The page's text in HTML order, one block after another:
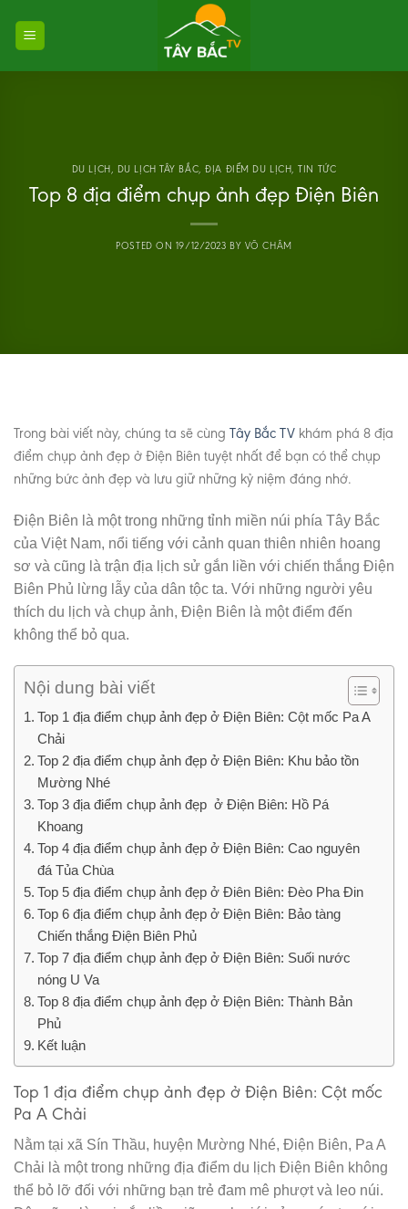
DU LỊCH, DU LỊCH TÂY BẮC,ĐỊA ĐIỂM DU LỊCH,TIN TỨC
Top 8 địa điểm chụp ảnh đẹp Điện Biên
POSTED ON 19/12/2023 BY VÕ CHÂM
Trong bài viết này, chúng ta sẽ cùng Tây Bắc TV khám phá 8 địa
điểm chụp ảnh đẹp ở Điện Biên tuyệt nhất để bạn có thể chụp
những bức ảnh đẹp và lưu giữ những kỷ niệm đáng nhớ.
Điện Biên là một trong những tỉnh miền núi phía Tây Bắc
của Việt Nam, nổi tiếng với cảnh quan thiên nhiên hoang
sơ và cũng là trận địa lịch sử gắn liền với chiến thắng Điện
Biên Phủ lừng lẫy của dân tộc ta. Với những người yêu
thích du lịch và chụp ảnh, Điện Biên là một điểm đến
không thể bỏ qua.
Nội dung bài viết
Top 1 địa điểm chụp ảnh đẹp ở Điện Biên: Cột mốc Pa A
Chải
Top 2 địa điểm chụp ảnh đẹp ở Điện Biên: Khu bảo tồn
Mường Nhé
Top 3 địa điểm chụp ảnh đẹp ở Điện Biên: Hồ Pá
Khoang
Top 4 địa điểm chụp ảnh đẹp ở Điện Biên: Cao nguyên
đá Tủa Chùa
Top 5 địa điểm chụp ảnh đẹp ở Điên Biên: Đèo Pha Đin
Top 6 địa điểm chụp ảnh đẹp ở Điện Biên: Bảo tàng
Chiến thắng Điện Biên Phủ
Top 7 địa điểm chụp ảnh đẹp ở Điện Biên: Suối nước
nóng U Va
Top 8 địa điểm chụp ảnh đẹp ở Điện Biên: Thành Bản
Phủ
Kết luận
Top 1 địa điểm chụp ảnh đẹp ở Điện Biên: Cột mốc
Pa A Chải
Nằm tại xã Sín Thầu, huyện Mường Nhé, Điện Biên, Pa A
Chải là một trong những địa điểm du lịch Điện Biên không
thể bỏ lỡ đối với những bạn trẻ đam mê phượt và leo núi.